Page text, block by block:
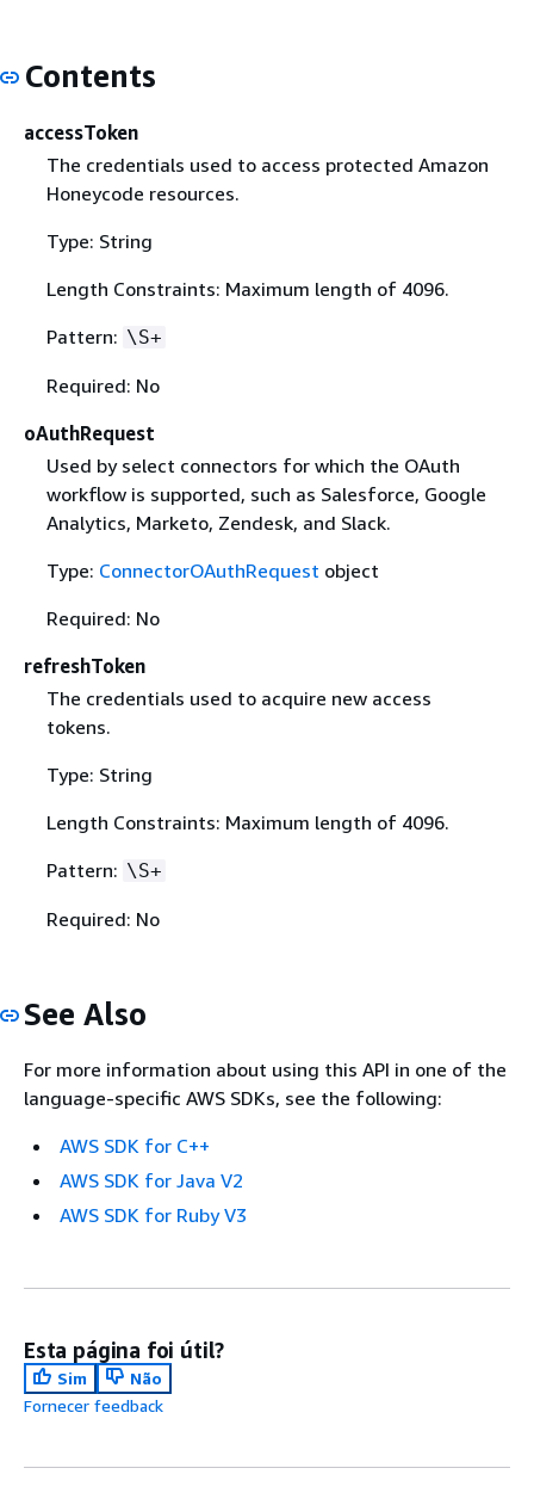
Contents
accessToken
The credentials used to access protected Amazon
Honeycode resources.
Type: String
Length Constraints: Maximum length of 4096.
Pattern: \S+
Required: No
oAuthRequest
Used by select connectors for which the OAuth
workflow is supported, such as Salesforce, Google
Analytics, Marketo, Zendesk, and Slack.
Type: ConnectorOAuthRequest object
Required: No
refreshToken
The credentials used to acquire new access
tokens.
Type: String
Length Constraints: Maximum length of 4096.
Pattern: \S+
Required: No
See Also
For more information about using this API in one of the
language-specific AWS SDKs, see the following:
AWS SDK for C++
AWS SDK for Java V2
AWS SDK for Ruby V3
Esta página foi útil?
Sim
Não
Fornecer feedback